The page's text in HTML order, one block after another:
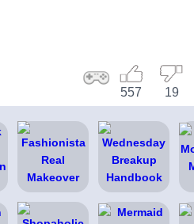
19
557